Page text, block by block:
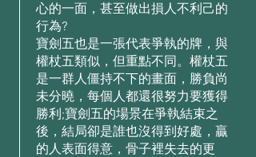
⼼的⼀⾯，甚⾄做出損⼈不利⼰的
⾏為?
寶劍五也是⼀張代表爭執的牌，與
權杖五類似，但重點不同。權杖五
是⼀群⼈僵持不下的畫⾯，勝負尚
未分曉，每個⼈都還很努⼒要獲得
勝利;寶劍五的場景在爭執結束之
後，結局卻是誰也沒得到好處，贏
的⼈表⾯得意，⻣⼦裡失去的更